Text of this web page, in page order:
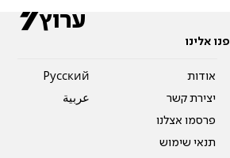
פנו אלינו
אודות
יצירת קשר
פרסמו אצלנו
תנאי שימוש
Pусский
عربية